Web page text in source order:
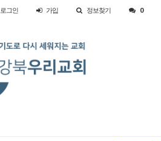
로그인 가입 정보찾기 0